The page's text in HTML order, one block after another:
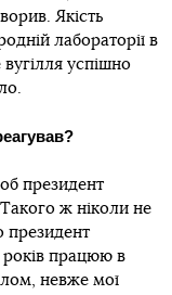
Якість
лабораторії в
успішно
президент
Такого ж ніколи не
президент
років працюю в
невже мої